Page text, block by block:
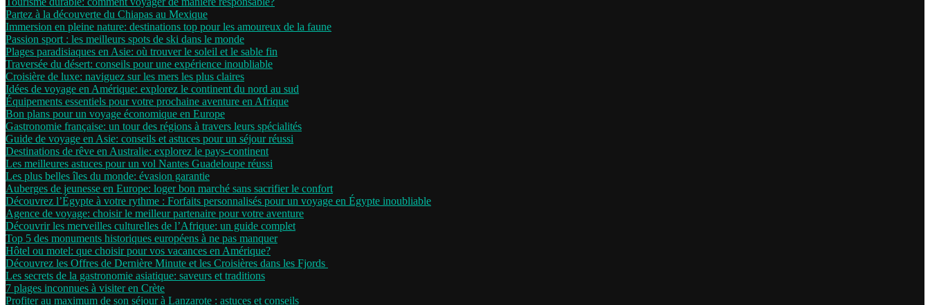
Partez à la découverte du Chiapas au Mexique
Immersion en pleine nature: destinations top pour les amoureux de la faune
Passion sport : les meilleurs spots de ski dans le monde
Plages paradisiaques en Asie: où trouver le soleil et le sable fin
Traversée du désert: conseils pour une expérience inoubliable
Croisière de luxe: naviguez sur les mers les plus claires
Idées de voyage en Amérique: explorez le continent du nord au sud
Équipements essentiels pour votre prochaine aventure en Afrique
Bon plans pour un voyage économique en Europe
Gastronomie française: un tour des régions à travers leurs spécialités
Guide de voyage en Asie: conseils et astuces pour un séjour réussi
Destinations de rêve en Australie: explorez le pays-continent
Les meilleures astuces pour un vol Nantes Guadeloupe réussi
Les plus belles îles du monde: évasion garantie
Auberges de jeunesse en Europe: loger bon marché sans sacrifier le confort
Découvrez l’Égypte à votre rythme : Forfaits personnalisés pour un voyage en Égypte inoubliable
Agence de voyage: choisir le meilleur partenaire pour votre aventure
Découvrir les merveilles culturelles de l’Afrique: un guide complet
Top 5 des monuments historiques européens à ne pas manquer
Hôtel ou motel: que choisir pour vos vacances en Amérique?
Découvrez les Offres de Dernière Minute et les Croisières dans les Fjords
Les secrets de la gastronomie asiatique: saveurs et traditions
7 plages inconnues à visiter en Crète
Profiter au maximum de son séjour à Lanzarote : astuces et conseils